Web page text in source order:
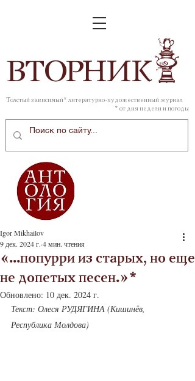
ВТОРНИК
Толстый зависимый* литературно-художественный журнал
* от дня недели и погоды
«...попурри из старых, но еще
не допетых песен.»*
Igor Mikhailov
9 дек. 2024 г. 4 мин. чтения
Обновлено: 10 дек. 2024 г.
Текст: Олеся РУДЯГИНА (Кишинёв,
Республика Молдова)